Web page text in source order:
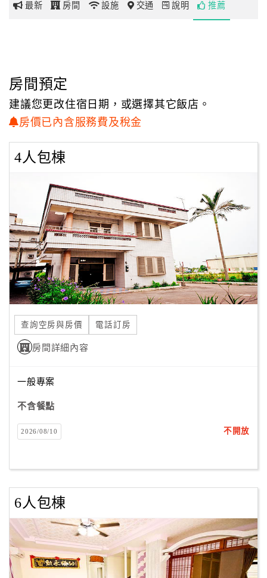
玩
地
圖
顧
務
客
滿
意
度
訂
單
管
理
員
戶
客
服
聯
單
隱隱約約中，似乎感覺要將老家留著，
小時候，回阿公阿嬤家總是又高興又煩惱，
印象中幾乎坐火車不是一票難求，就是從未全程有座位。
等到老爸有車了，濱海公路的漫長與擁塞、九彎十八拐的崎
逢年過節的返鄉旅程終生難忘啊！
雪山隧道，歷經10年的調查規畫、15年的施工，被列名為世
終於通車了，以前要3、4小時的台北宜蘭車程，現在開車比
坐火車還快，竟然不到一小時！
時至今日，北宜高速公路每逢節假日總是大排長龍，
不難印證宜蘭是個勁好玩又勁好吃ㄟ所在，
冬山河親水公園、羅東夜市、梅花湖、武荖坑、南方澳漁
港、一串心、花生冰淇淋、
牛舌餅、鴨賞、蜜餞、龍鳳腿、卜肉……長大後，
人事物，
深深體會到，兩天一夜的安排最適合不過了。
叢林的人來宜蘭有休憩之處，
不必一日奔波，可以好好享受蘭陽平原的好山好山，
最新 房間 設施 交通 說明 推薦
房間預定
建議您更改住宿日期，或選擇其它飯店。
房價已內含服務費及稅金
4人包棟
查詢空房與房價 電話訂房
房間詳細內容
一般專案
不含餐點
2026/08/10 不開放
6人包棟